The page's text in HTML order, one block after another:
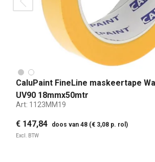
CaluPaint FineLine maskeertape
UV90 18mmx50mtr
Art: 1123MM19
€ 147,84 doos van 48 (€ 3,08 p. rol)
Excl. BTW
prev